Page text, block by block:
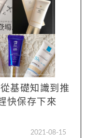
基礎知識到推
快保存下來
2021-08-15